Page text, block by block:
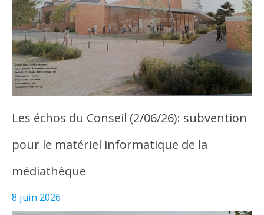
Les échos du Conseil (2/06/26): subvention
pour le matériel informatique de la
médiathèque
8 juin 2026